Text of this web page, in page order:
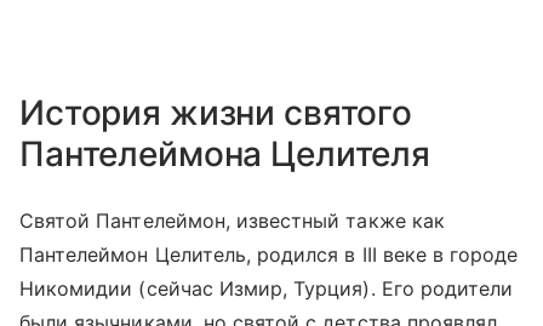
История жизни святого
Пантелеймона Целителя
Святой Пантелеймон, известный также как
Пантелеймон Целитель, родился в III веке в городе
Никомидии (сейчас Измир, Турция). Его родители